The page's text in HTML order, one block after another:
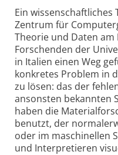
Ein wissenschaftliches
Zentrum für
Theorie und Daten
Forschenden der
in Italien einen Weg
konkretes Problem in
zu lösen: das der
ansonsten bekannten
haben die
benutzt, der
oder im maschinellen
und Interpretieren